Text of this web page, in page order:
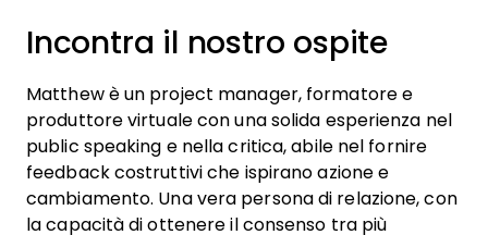
Incontra il nostro ospite
Matthew è un project manager, formatore e
produttore virtuale con una solida esperienza nel
public speaking e nella critica, abile nel fornire
feedback costruttivi che ispirano azione e
cambiamento. Una vera persona di relazione, con
la capacità di ottenere il consenso tra più